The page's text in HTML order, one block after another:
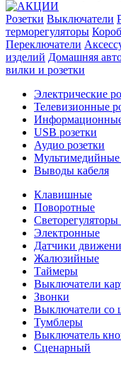
Розетки Выключатели
терморегуляторы
Переключатели
изделий Домашняя
вилки и розетки
Электрические
Телевизионные
Информационные
USB розетки
Аудио розетки
Мультимедийные
Выводы кабеля
Клавишные
Поворотные
Электронные
Датчики
Жалюзийные
Таймеры
Выключатели
Звонки
Выключатели со
Тумблеры
Выключатель
Сценарный